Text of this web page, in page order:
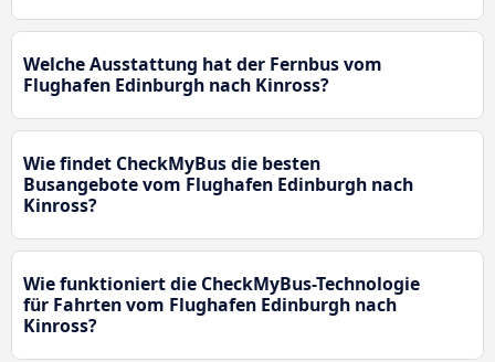
Welche Ausstattung hat der Fernbus vom
Flughafen Edinburgh nach Kinross?
Wie findet CheckMyBus die besten
Busangebote vom Flughafen Edinburgh nach
Kinross?
Wie funktioniert die CheckMyBus-Technologie
für Fahrten vom Flughafen Edinburgh nach
Kinross?